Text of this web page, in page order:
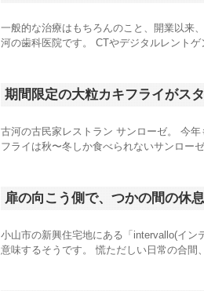
一般的な治療はもちろんのこと、開業以来
河の歯科医院です。 CTやデジタルレント
期間限定の大粒カキフライがス
古河の古民家レストラン サンローゼ。 今
フライは秋〜冬しか食べられないサンロー
扉の向こう側で、つかの間の休
小山市の新興住宅地にある「intervallo(イ
意味するそうです。 慌ただしい日常の合間